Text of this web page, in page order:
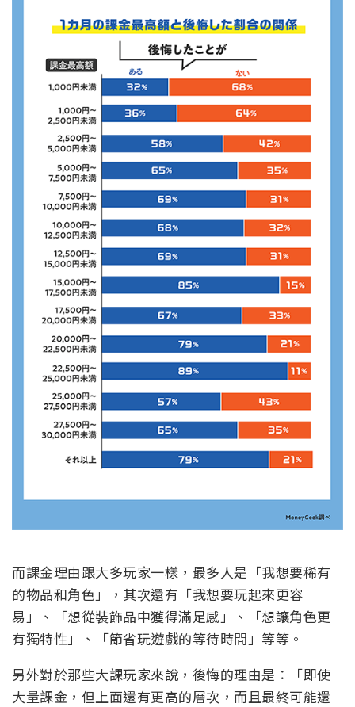
而課金理由跟大多玩家一樣，最多人是「我想要稀有
的物品和角色」，其次還有「我想要玩起來更容
易」、「想從裝飾品中獲得滿足感」、「想讓角色更
有獨特性」、「節省玩遊戲的等待時間」等等。
另外對於那些大課玩家來說，後悔的理由是：「即使
大量課金，但上面還有更高的層次，而且最終可能還